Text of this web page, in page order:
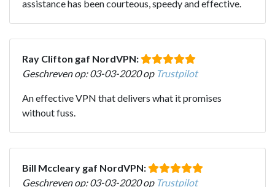
assistance has been courteous, speedy and effective.
Ray Clifton gaf NordVPN:
Geschreven op: 03-03-2020 op Trustpilot
An effective VPN that delivers what it promises
without fuss.
Bill Mccleary gaf NordVPN:
Geschreven op: 03-03-2020 op Trustpilot